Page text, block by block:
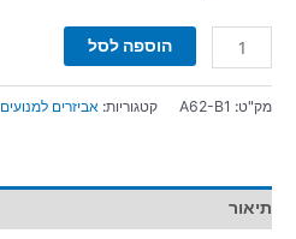
הוספה לסל
מק"ט: A62-B1 קטגוריות: אביזרים למנועים
תיאור